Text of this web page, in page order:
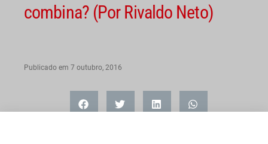
combina? (Por Rivaldo Neto)
Publicado em 7 outubro, 2016